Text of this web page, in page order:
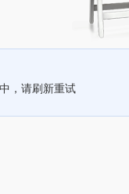
，请刷新重试